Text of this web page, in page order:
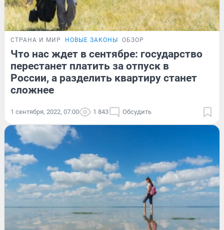
СТРАНА И МИР НОВЫЕ ЗАКОНЫ ОБЗОР
Что нас ждет в сентябре: государство
перестанет платить за отпуск в
России, а разделить квартиру станет
сложнее
1 сентября, 2022, 07:00 1 843 Обсудить